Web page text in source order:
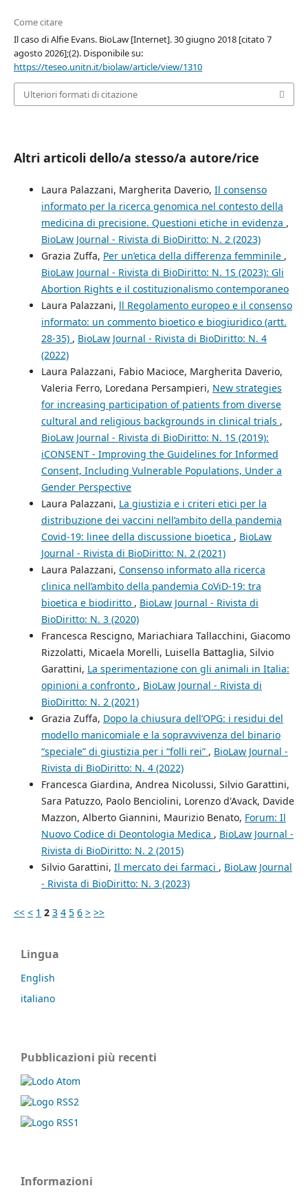
Come citare
Il caso di Alfie Evans. BioLaw [Internet]. 30 giugno 2018 [citato 7
agosto 2026];(2). Disponibile su:
https://teseo.unitn.it/biolaw/article/view/1310
Ulteriori formati di citazione
Altri articoli dello/a stesso/a autore/rice
Laura Palazzani, Margherita Daverio, Il consenso
informato per la ricerca genomica nel contesto della
medicina di precisione. Questioni etiche in evidenza ,
BioLaw Journal - Rivista di BioDiritto: N. 2 (2023)
Grazia Zuffa, Per un’etica della differenza femminile ,
BioLaw Journal - Rivista di BioDiritto: N. 1S (2023): Gli
Abortion Rights e il costituzionalismo contemporaneo
Laura Palazzani, ll Regolamento europeo e il consenso
informato: un commento bioetico e biogiuridico (artt.
28-35) , BioLaw Journal - Rivista di BioDiritto: N. 4
(2022)
Laura Palazzani, Fabio Macioce, Margherita Daverio,
Valeria Ferro, Loredana Persampieri, New strategies
for increasing participation of patients from diverse
cultural and religious backgrounds in clinical trials ,
BioLaw Journal - Rivista di BioDiritto: N. 1S (2019):
iCONSENT - Improving the Guidelines for Informed
Consent, Including Vulnerable Populations, Under a
Gender Perspective
Laura Palazzani, La giustizia e i criteri etici per la
distribuzione dei vaccini nell’ambito della pandemia
Covid-19: linee della discussione bioetica , BioLaw
Journal - Rivista di BioDiritto: N. 2 (2021)
Laura Palazzani, Consenso informato alla ricerca
clinica nell’ambito della pandemia CoViD-19: tra
bioetica e biodiritto , BioLaw Journal - Rivista di
BioDiritto: N. 3 (2020)
Francesca Rescigno, Mariachiara Tallacchini, Giacomo
Rizzolatti, Micaela Morelli, Luisella Battaglia, Silvio
Garattini, La sperimentazione con gli animali in Italia:
opinioni a confronto , BioLaw Journal - Rivista di
BioDiritto: N. 2 (2021)
Grazia Zuffa, Dopo la chiusura dell’OPG: i residui del
modello manicomiale e la sopravvivenza del binario
“speciale” di giustizia per i “folli rei” , BioLaw Journal -
Rivista di BioDiritto: N. 4 (2022)
Francesca Giardina, Andrea Nicolussi, Silvio Garattini,
Sara Patuzzo, Paolo Benciolini, Lorenzo d'Avack, Davide
Mazzon, Alberto Giannini, Maurizio Benato, Forum: Il
Nuovo Codice di Deontologia Medica , BioLaw Journal -
Rivista di BioDiritto: N. 2 (2015)
Silvio Garattini, Il mercato dei farmaci , BioLaw Journal
- Rivista di BioDiritto: N. 3 (2023)
<< < 1 2 3 4 5 6 > >>
Lingua
English
italiano
Pubblicazioni più recenti
Informazioni